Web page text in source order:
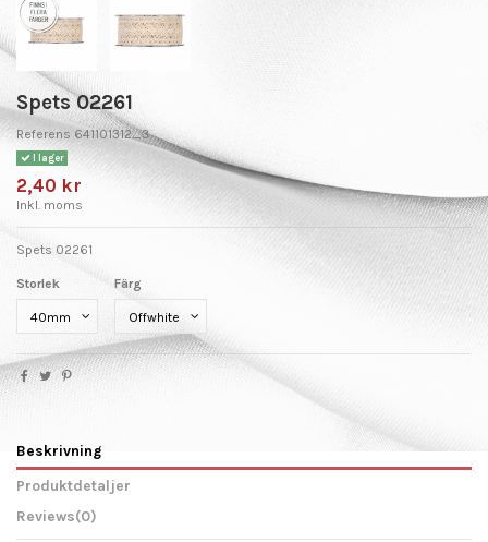
Spets 02261
Referens 641101312_3
I lager
2,40 kr
Inkl. moms
Spets 02261
Storlek Färg
Beskrivning
Produktdetaljer
Reviews(0)